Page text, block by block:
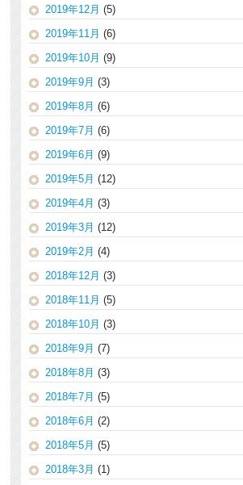
2019年12月 (5)
2019年11月 (6)
2019年10月 (9)
2019年9月 (3)
2019年8月 (6)
2019年7月 (6)
2019年6月 (9)
2019年5月 (12)
2019年4月 (3)
2019年3月 (12)
2019年2月 (4)
2018年12月 (3)
2018年11月 (5)
2018年10月 (3)
2018年9月 (7)
2018年8月 (3)
2018年7月 (5)
2018年6月 (2)
2018年5月 (5)
2018年3月 (1)